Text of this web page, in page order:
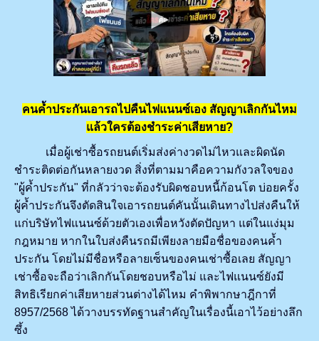
คนค้ำประกันเอารถไปคืนไฟแนนซ์เอง สัญญาเลิกกันไหม
แล้วใครต้องชำระค่าเสียหาย?
เมื่อผู้เช่าซื้อรถยนต์เริ่มส่งค่างวดไม่ไหวและผิดนัด
ชำระติดต่อกันหลายงวด สิ่งที่ตามมาคือความกังวลใจของ
"ผู้ค้ำประกัน" ที่กลัวว่าจะต้องรับผิดชอบหนี้ก้อนโต บ่อยครั้ง
ผู้ค้ำประกันจึงตัดสินใจเอารถยนต์คันนั้นเดินทางไปส่งคืนให้
แก่บริษัทไฟแนนซ์ด้วยตัวเองเพื่อหวังตัดปัญหา แต่ในแง่มุม
กฎหมาย หากในใบส่งคืนรถมีเพียงลายมือชื่อของคนค้ำ
ประกัน โดยไม่มีชื่อหรือลายเซ็นของคนเช่าซื้อเลย สัญญา
เช่าซื้อจะถือว่าเลิกกันโดยชอบหรือไม่ และไฟแนนซ์ยังมี
สิทธิเรียกค่าเสียหายส่วนต่างได้ไหม คำพิพากษาฎีกาที่
8957/2568 ได้วางบรรทัดฐานสำคัญในเรื่องนี้เอาไว้อย่างลึก
ซึ้ง